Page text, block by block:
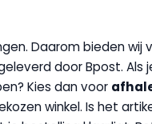
Daarom bieden wij
door Bpost. Als
Kies dan voor
winkel. Is het